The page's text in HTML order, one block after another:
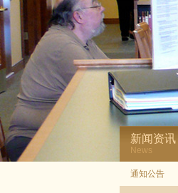
新闻资讯
News
通知公告